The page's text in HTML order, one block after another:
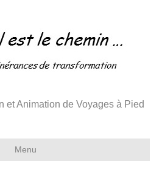
et Animation de Voyages à Pied
Menu